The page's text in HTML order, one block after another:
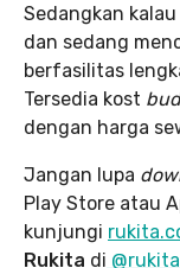
Sedangkan
dan sedang
berfasilitas
Tersedia kost
dengan harga
Jangan lupa
Play Store atau
kunjungi
Rukita di